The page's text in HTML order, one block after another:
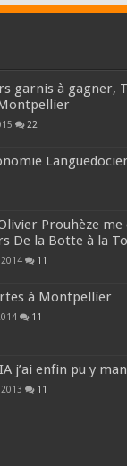
garnis à gagner,
22
Prouhèze
De la Botte à la
11
à Montpellier
11
j’ai enfin pu y
11